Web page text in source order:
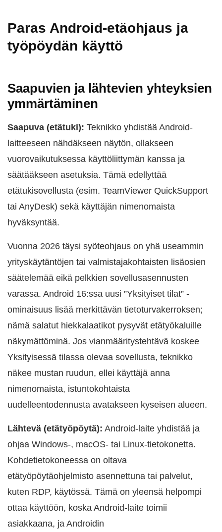
Paras Android-etäohjaus ja
työpöydän käyttö
Saapuvien ja lähtevien yhteyksien
ymmärtäminen
Saapuva (etätuki): Teknikko yhdistää Android-
laitteeseen nähdäkseen näytön, ollakseen
vuorovaikutuksessa käyttöliittymän kanssa ja
säätääkseen asetuksia. Tämä edellyttää
etätukisovellusta (esim. TeamViewer QuickSupport
tai AnyDesk) sekä käyttäjän nimenomaista
hyväksyntää.
Vuonna 2026 täysi syöteohjaus on yhä useammin
yrityskäytäntöjen tai valmistajakohtaisten lisäosien
säätelemää eikä pelkkien sovellusasennusten
varassa. Android 16:ssa uusi ”Yksityiset tilat” -
ominaisuus lisää merkittävän tietoturvakerroksen;
nämä salatut hiekkalaatikot pysyvät etätyökaluille
näkymättöminä. Jos vianmääritystehtävä koskee
Yksityisessä tilassa olevaa sovellusta, teknikko
näkee mustan ruudun, ellei käyttäjä anna
nimenomaista, istuntokohtaista
uudelleentodennusta avatakseen kyseisen alueen.
Lähtevä (etätyöpöytä): Android-laite yhdistää ja
ohjaa Windows-, macOS- tai Linux-tietokonetta.
Kohdetietokoneessa on oltava
etätyöpöytäohjelmisto asennettuna tai palvelut,
kuten RDP, käytössä. Tämä on yleensä helpompi
ottaa käyttöön, koska Android-laite toimii
asiakkaana, ja Androidin